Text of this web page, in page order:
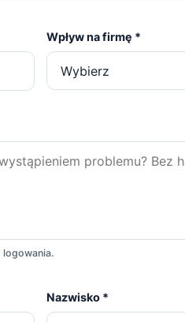
Wpływ na firmę *
logowania.
Nazwisko *